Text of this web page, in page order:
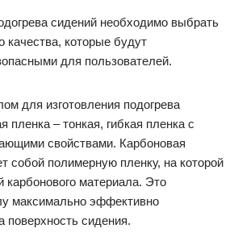
сидений необходимо выбрать
качества, которые будут
для пользователей.
для изготовления подогрева
пленка – тонкая, гибкая пленка с
свойствами. Карбоновая
собой полимерную пленку, на которой
карбонового материала. Это
максимально эффективно
поверхность сидения.